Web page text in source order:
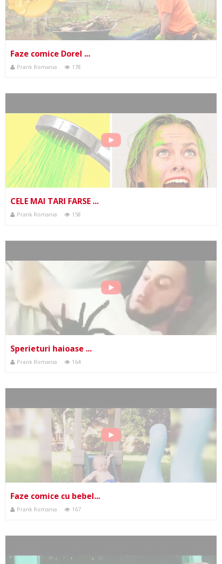
Faze comice Dorel ...
Prank Romania 178
CELE MAI TARI FARSE ...
Prank Romania 158
Sperieturi haioase ...
Prank Romania 164
Faze comice cu bebel...
Prank Romania 167